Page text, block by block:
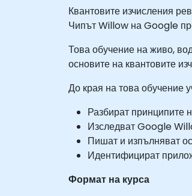
Квантовите изчисления
Чипът Willow на Google
Това обучение на живо,
основите на квантовите
До края на това обучение
Разбират принципите
Изследват Google
Пишат и изпълняват
Идентифицират
Формат на курса